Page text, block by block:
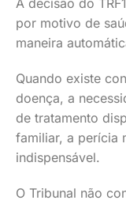
A decisão do
por motivo de
maneira
Quando existe
doença, a
de tratamento
familiar, a perícia
indispensável.
O Tribunal não